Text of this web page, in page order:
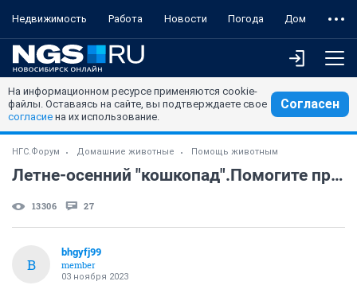
Недвижимость Работа Новости Погода Дом
На информационном ресурсе применяются cookie-
файлы. Оставаясь на сайте, вы подтверждаете свое
согласие на их использование.
Согласен
НГС.Форум Домашние животные Помощь животным
Летне-осенний "кошкопад".Помогите прокормить/ пролечить.
13306 27
B
bhgyfj99
member
03 ноября 2023